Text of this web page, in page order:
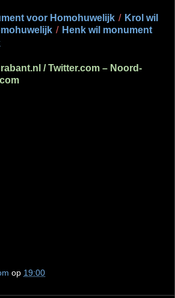
voor Homohuwelijk / Krol wil
/ Henk wil monument
/ Twitter.com – Noord-
op 19:00